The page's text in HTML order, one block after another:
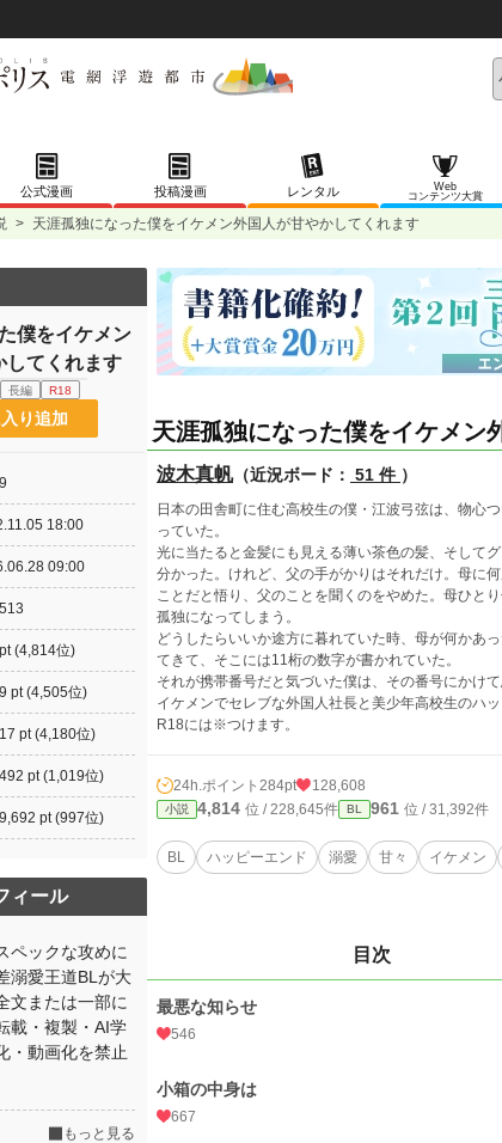
公式漫画 投稿漫画 レンタル
Web
コンテンツ大賞
> 天涯孤独になった僕をイケメン外国人が甘やかしてくれます
天涯孤独になった僕をイケメン
波木真帆（近況ボード： 51 件 ）
日本の田舎町に住む高校生の僕・江波弓弦は、物心
っていた。
光に当たると金髪にも見える薄い茶色の髪、そして
分かった。けれど、父の手がかりはそれだけ。母に
ことだと悟り、父のことを聞くのをやめた。母ひと
孤独になってしまう。
どうしたらいいか途方に暮れていた時、母が何かあ
てきて、そこには11桁の数字が書かれていた。
それが携帯番号だと気づいた僕は、その番号にかけ
イケメンでセレブな外国人社長と美少年高校生のハッ
R18には※つけます。
24h.ポイント 284pt 128,608
小説 4,814 位 / 228,645件 BL 961 位 / 31,392件
BL ハッピーエンド 溺愛 甘々 イケメン
目次
最悪な知らせ
546
小箱の中身は
667
僕をイケメン
してくれます
長編 R18
り追加
18:00
09:00
(4,814位)
pt (4,505位)
pt (4,180位)
pt (1,019位)
pt (997位)
ィール
ペックな攻めに
溺愛王道BLが大
文または一部に
載・複製・AI学
・動画化を禁止
もっと見る